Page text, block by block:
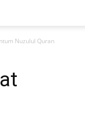
Nuzulul Quran